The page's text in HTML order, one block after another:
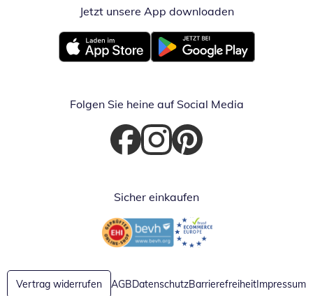
Jetzt unsere App downloadenÖffnet in
Öffnet in neuem FensterÖffnet in neuem Fenster
Folgen Sie heine auf Social Media
Öffnet in neuem Fenster
Öffnet in neuem Fenster
Öffnet in neuem Fenster
Sicher einkaufen
Öffnet in neuem FensterÖffnet in neuem Fenster
Vertrag widerrufen AGBDatenschutzBarrierefreiheitImpressum